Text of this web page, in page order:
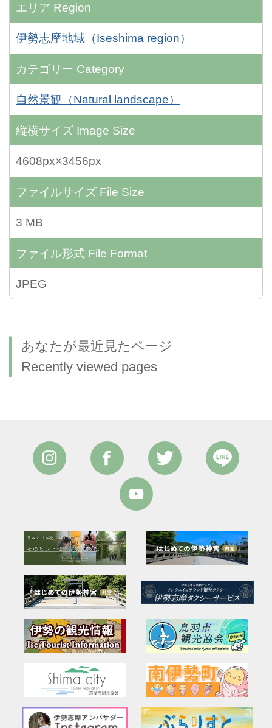
エリア Region
伊勢志摩地域（Iseshima region）
カテゴリー Category
自然景観（Natural landscape）
縦横サイズ Image Size
4608px×3456px
ファイルサイズ File Size
3 MB
ファイル形式 File Format
JPEG
あなたが最近見たページ
Recently viewed pages